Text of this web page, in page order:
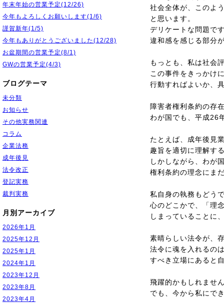
社会全体が、このよ
と思います。
デリケートな問題で
違和感を感じる部分
もっとも、私は社会
この事件をきっかけ
行動すればよいか、
障害者権利条約の存
わが国でも、平成26
たとえば、成年後見
趣旨を適切に理解す
しかしながら、わが
権利条約の理念にま
私自身の執務もどう
心のどこかで、「理
しまっていることに
素晴らしい法令が、
法令に魂を入れるの
すべき立場にあると
飛躍的かもしれませ
でも、今から私にで
年末年始の営業予定(12/26)
今年もよろしくお願いします(1/6)
謹賀新年(1/5)
今年もありがとうございました(12/28)
お盆期間の営業予定(8/1)
GWの営業予定(4/3)
ブログテーマ
未分類
お知らせ
その他実務関連
コラム
企業法務
成年後見
法令改正
登記実務
裁判実務
月別アーカイブ
2026年1月
2025年12月
2025年1月
2024年1月
2023年12月
2023年8月
2023年4月